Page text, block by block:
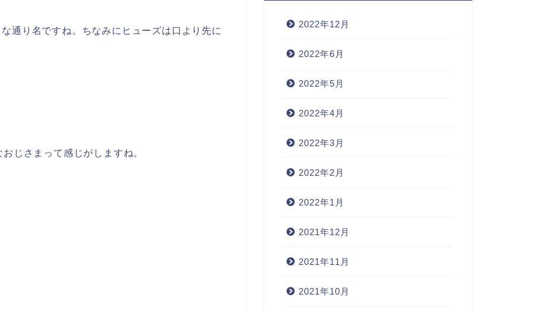
通り名ですね。ちなみにヒューズは口より先に
じさまって感じがしますね。
2022年12月
2022年6月
2022年5月
2022年4月
2022年3月
2022年2月
2022年1月
2021年12月
2021年11月
2021年10月